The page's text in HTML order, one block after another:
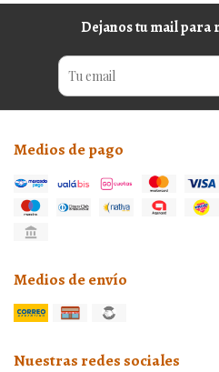
Dejanos tu mail para
Medios de pago
Medios de envío
Nuestras redes sociales